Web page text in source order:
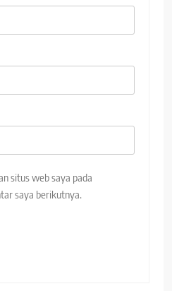
situs web saya pada
saya berikutnya.